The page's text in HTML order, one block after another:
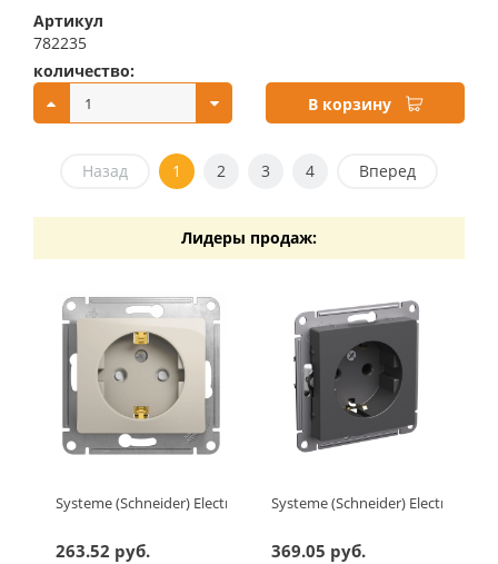
Артикул
782235
количество:
В корзину
Назад 1 2 3 4 Вперед
Лидеры продаж:
Systeme (Schneider) Electric GLOSSA РОЗЕТКА с
263.52 руб.
Systeme (Schneider) Electric
369.05 руб.